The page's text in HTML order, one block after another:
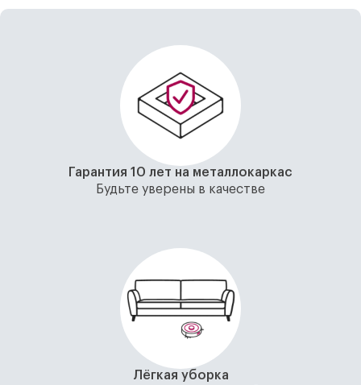
Гарантия 10 лет на металлокаркас
Будьте уверены в качестве
Лёгкая уборка